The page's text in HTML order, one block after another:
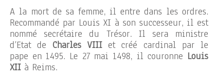
A la mort de sa femme, il entre dans les ordres.
Recommandé par Louis XI à son successeur, il est
nommé secrétaire du Trésor. Il sera ministre
d’Etat de Charles VIIIet créé cardinal par le
pape en 1495. Le 27 mai 1498, il couronne Louis
XII à Reims.